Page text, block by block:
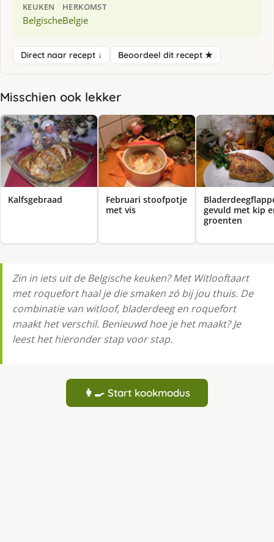
KEUKEN
Belgische
HERKOMST
Belgie
Direct naar recept ↓ Beoordeel dit recept ★
Misschien ook lekker
Kalfsgebraad
Februari stoofpotje
met vis
gevuld met kip
groenten
Zin in iets uit de Belgische keuken? Met Witlooftaart
met roquefort haal je die smaken zó bij jou thuis. De
combinatie van witloof, bladerdeeg en roquefort
maakt het verschil. Benieuwd hoe je het maakt? Je
leest het hieronder stap voor stap.
👩‍🍳 Start kookmodus